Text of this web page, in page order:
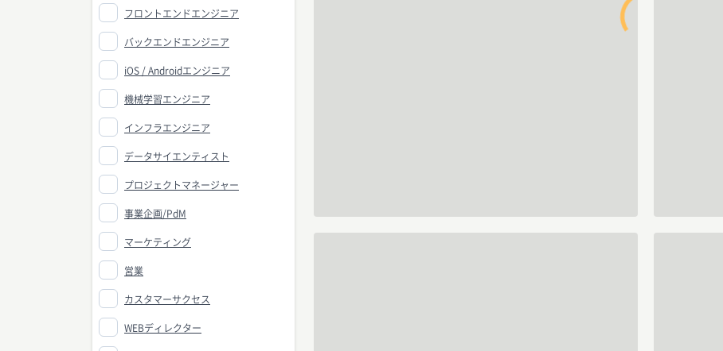
フロントエンドエンジニア
バックエンドエンジニア
iOS / Androidエンジニア
機械学習エンジニア
インフラエンジニア
データサイエンティスト
プロジェクトマネージャー
事業企画/PdM
マーケティング
営業
カスタマーサクセス
WEBディレクター